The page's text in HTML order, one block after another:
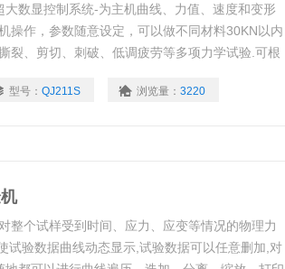
数显控制系统-为主机曲线、力值、速度和变形
操作，参数随意设定，可以做不同材料30KN以内
裂、剪切、刺破、低调疲劳等多项力学试验.可根
验数据可以任意删加,
型号： QJ211S 浏览量： 3220
整个试样受到时间、应力、应变等情况的物理力
试验数据曲线动态显示,试验数据可以任意删加,对